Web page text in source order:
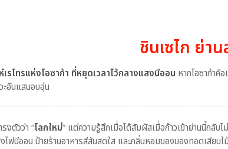
ชินเซไก ย่า
เรโทรแห่งโอซาก้า ที่หยุดเวลาไว้กลางแสงนีออน หากโอซาก้าคื
ะอันแสนอบอุ่น
งตัวว่า “โลกใหม่” แต่ความรู้สึกเมื่อได้สัมผัสเมื่อก้าวเข้าย่านนี้กลับ
ไฟนีออน ป้ายร้านอาหารสีสันสดใส และกลิ่นหอมของของทอดเสียบ